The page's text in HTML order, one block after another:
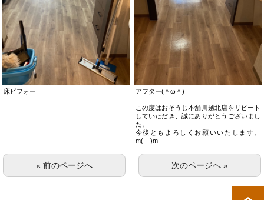
床ビフォー アフター(＾ω＾)
この度はおそうじ本舗川越北店をリピート
していただき、誠にありがとうございまし
た。
今後ともよろしくお願いいたします。
m(__)m
次のページへ »
« 前のページへ